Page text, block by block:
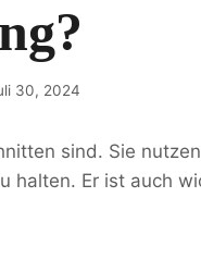
30, 2024
sind. Sie
halten. Er ist auch